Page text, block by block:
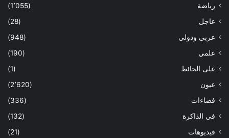
رياضة
(1٬055)
عاجل
(28)
عربي ودولي
(948)
علمي
(190)
على الحائط
(1)
عيون
(2٬620)
فضاءات
(336)
في الذاكرة
(132)
فيديوهات
(21)